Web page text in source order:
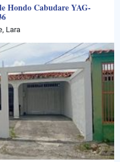
Hondo Cabudare YAG-
Lara